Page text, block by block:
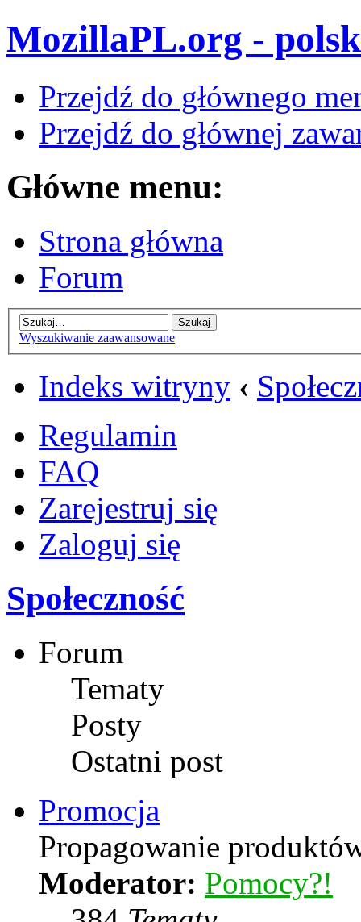
MozillaPL.org -
Przejdź do głównego
Przejdź do głównej
Główne menu:
Strona główna
Forum
Wyszukiwanie zaawansowane
Indeks witryny ‹
Regulamin
FAQ
Zarejestruj się
Zaloguj się
Społeczność
Forum
Tematy
Posty
Ostatni post
Promocja
Propagowanie
Moderator: Pomocy?!